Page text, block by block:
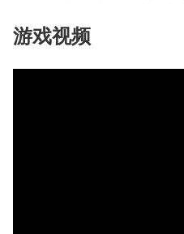
游戏视频